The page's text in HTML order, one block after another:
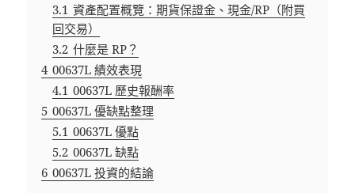
3.1 資產配置概覽：期貨保證金、現金/RP（附買
回交易）
3.2 什麼是 RP？
4 00637L 績效表現
4.1 00637L 歷史報酬率
5 00637L 優缺點整理
5.1 00637L 優點
5.2 00637L 缺點
6 00637L 投資的結論